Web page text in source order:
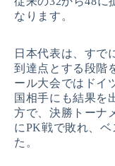
なります。
日本代表は、すで
到達点とする段階
ール大会ではドイ
国相手にも結果を
方で、決勝トーナ
にPK戦で敗れ、
た。